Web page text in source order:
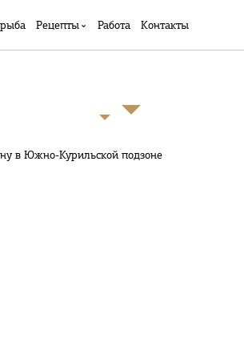
Рецепты Работа Контакты
в Южно-Курильской подзоне